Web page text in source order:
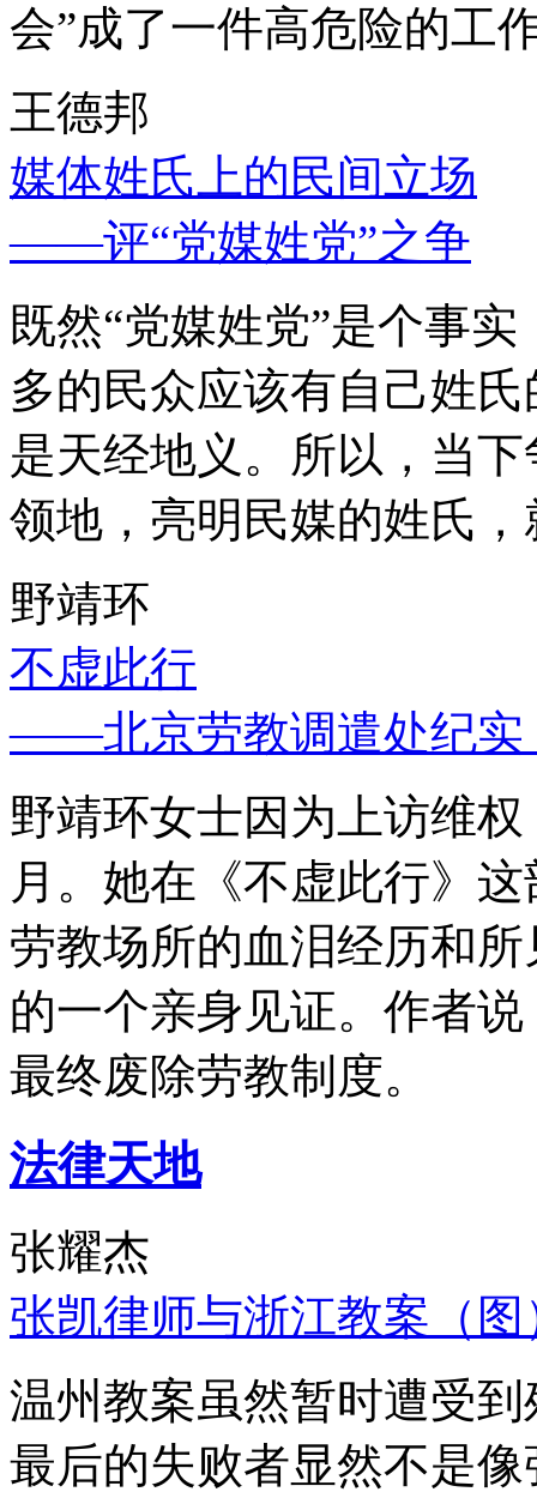
会”成了一件高危险的工
王德邦
媒体姓氏上的民间立场
——评“党媒姓党”之争
既然“党媒姓党”是个事
多的民众应该有自己姓
是天经地义。所以，当
领地，亮明民媒的姓氏
野靖环
不虚此行
——北京劳教调遣处纪实
野靖环女士因为上访维
月。她在《不虚此行》
劳教场所的血泪经历和
的一个亲身见证。作者
最终废除劳教制度。
法律天地
张耀杰
张凯律师与浙江教案（图
温州教案虽然暂时遭受
最后的失败者显然不是